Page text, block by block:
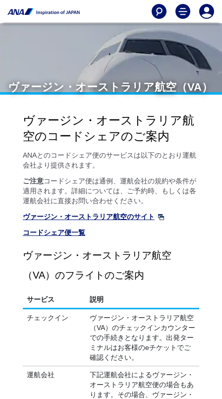
ヴァージン・オーストラリア航空（VA）
ヴァージン・オーストラリア航
空のコードシェアのご案内
ANAとのコードシェア便のサービスは以下のとおり運航
会社より提供されます。
ご注意コードシェア便は通例、運航会社の規約や条件が
適用されます。詳細については、ご予約時、もしくは各
運航会社に直接お問い合わせください。
ヴァージン・オーストラリア航空のサイト
コードシェア便一覧
ヴァージン・オーストラリア航空
（VA）のフライトのご案内
サービス 説明
チェックイン
ヴァージン・オーストラリア航空
（VA）のチェックインカウンター
での手続きとなります。出発ター
ミナルはお客様のeチケットでご
確認ください。
運航会社
下記運航会社によるヴァージン・
オーストラリア航空便の場合もあ
ります。その場合、ヴァージン・